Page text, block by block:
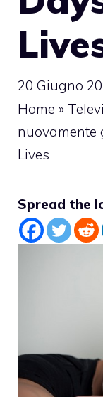
20 Giugno
Home »
nuovamente
Lives
Spread the